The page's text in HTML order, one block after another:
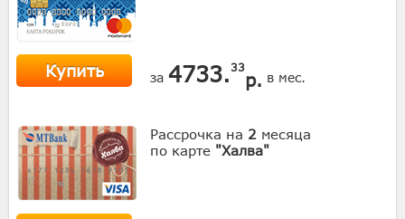
Купить за 4733. 33
р. в мес.
Рассрочка на 2 месяца
по карте "Халва"